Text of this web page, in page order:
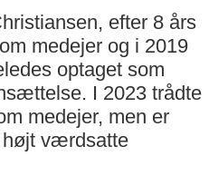
efter 8 års
medejer og i 2019
optaget som
I 2023 trådte
medejer, men er
højt værdsatte